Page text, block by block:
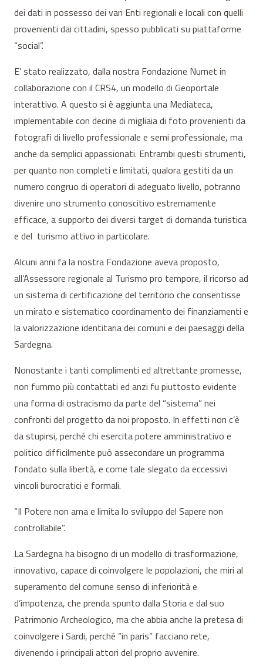
dei dati in possesso dei vari Enti regionali e locali con quelli
provenienti dai cittadini, spesso pubblicati su piattaforme
“social”.
E’ stato realizzato, dalla nostra Fondazione Nurnet in
collaborazione con il CRS4, un modello di Geoportale
interattivo. A questo si è aggiunta una Mediateca,
implementabile con decine di migliaia di foto provenienti da
fotografi di livello professionale e semi professionale, ma
anche da semplici appassionati. Entrambi questi strumenti,
per quanto non completi e limitati, qualora gestiti da un
numero congruo di operatori di adeguato livello, potranno
divenire uno strumento conoscitivo estremamente
efficace, a supporto dei diversi target di domanda turistica
e del turismo attivo in particolare.
Alcuni anni fa la nostra Fondazione aveva proposto,
all’Assessore regionale al Turismo pro tempore, il ricorso ad
un sistema di certificazione del territorio che consentisse
un mirato e sistematico coordinamento dei finanziamenti e
la valorizzazione identitaria dei comuni e dei paesaggi della
Sardegna.
Nonostante i tanti complimenti ed altrettante promesse,
non fummo più contattati ed anzi fu piuttosto evidente
una forma di ostracismo da parte del “sistema” nei
confronti del progetto da noi proposto. In effetti non c’è
da stupirsi, perché chi esercita potere amministrativo e
politico difficilmente può assecondare un programma
fondato sulla libertà, e come tale slegato da eccessivi
vincoli burocratici e formali.
“Il Potere non ama e limita lo sviluppo del Sapere non
controllabile”.
La Sardegna ha bisogno di un modello di trasformazione,
innovativo, capace di coinvolgere le popolazioni, che miri al
superamento del comune senso di inferiorità e
d’impotenza, che prenda spunto dalla Storia e dal suo
Patrimonio Archeologico, ma che abbia anche la pretesa di
coinvolgere i Sardi, perché “in paris” facciano rete,
divenendo i principali attori del proprio avvenire.